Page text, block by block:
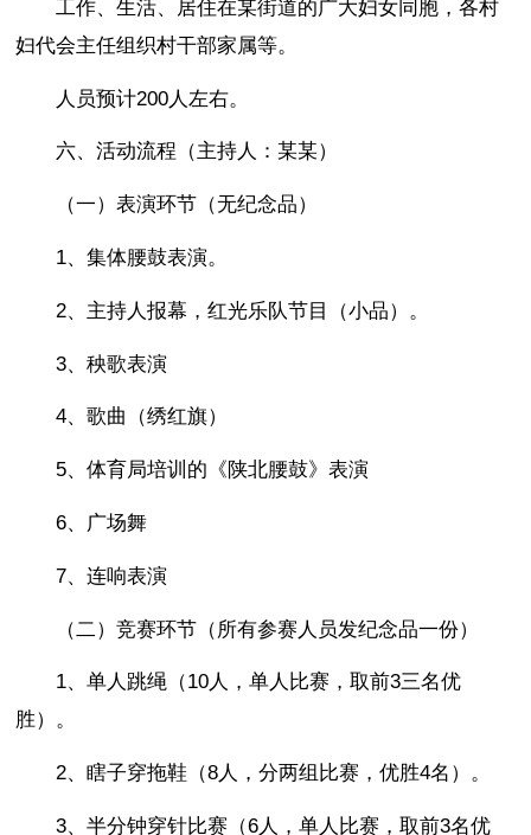
工作、生活、居住在某街道的广大妇女同胞，各村
妇代会主任组织村干部家属等。
人员预计200人左右。
六、活动流程（主持人：某某）
（一）表演环节（无纪念品）
1、集体腰鼓表演。
2、主持人报幕，红光乐队节目（小品）。
3、秧歌表演
4、歌曲（绣红旗）
5、体育局培训的《陕北腰鼓》表演
6、广场舞
7、连响表演
（二）竞赛环节（所有参赛人员发纪念品一份）
1、单人跳绳（10人，单人比赛，取前3三名优
胜）。
2、瞎子穿拖鞋（8人，分两组比赛，优胜4名）。
3、半分钟穿针比赛（6人，单人比赛，取前3名优